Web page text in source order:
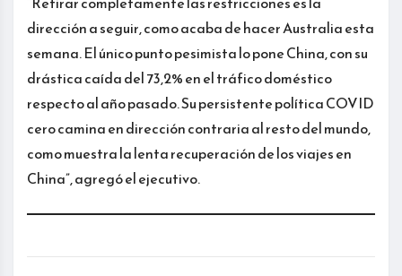
dirección a seguir, como acaba de hacer Australia esta
semana. El único punto pesimista lo pone China, con su
drástica caída del 73,2% en el tráfico doméstico
respecto al año pasado. Su persistente política COVID
cero camina en dirección contraria al resto del mundo,
como muestra la lenta recuperación de los viajes en
China”, agregó el ejecutivo.